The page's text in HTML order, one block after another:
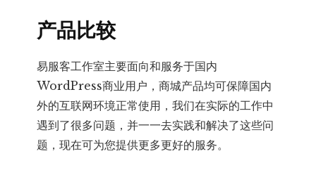
产品比较
易服客工作室主要面向和服务于国内
WordPress商业用户，商城产品均可保障国内
外的互联网环境正常使用，我们在实际的工作中
遇到了很多问题，并一一去实践和解决了这些问
题，现在可为您提供更多更好的服务。